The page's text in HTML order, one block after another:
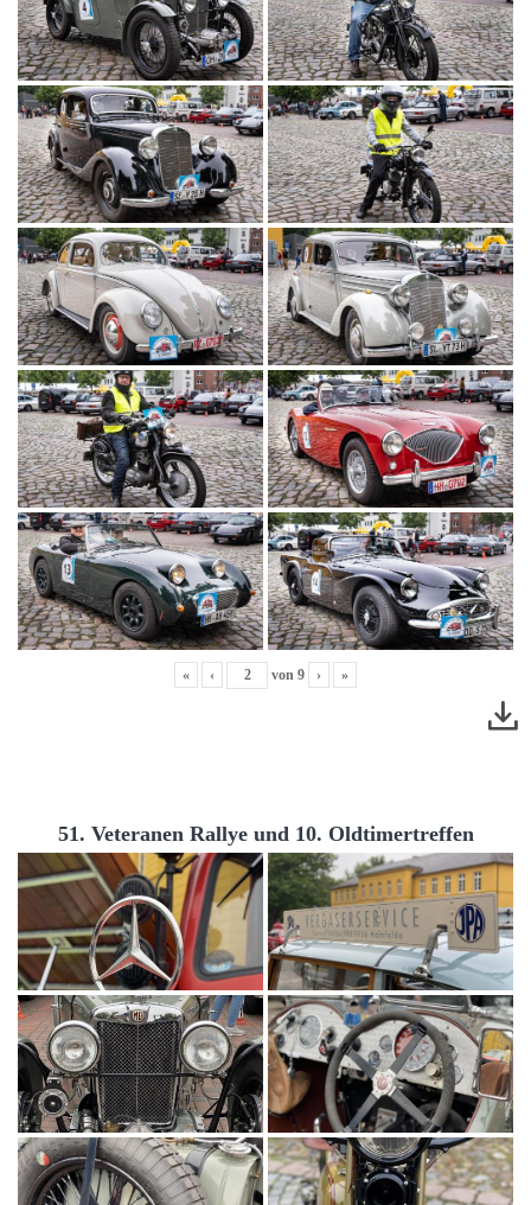
« ‹ von 9 › »
51. Veteranen Rallye und 10. Oldtimertreffen